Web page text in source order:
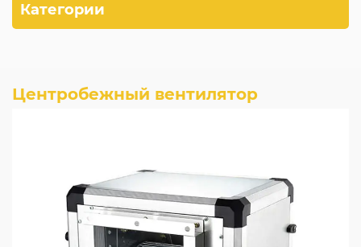
Категории
Центробежный вентилятор